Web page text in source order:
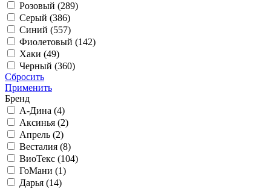
Розовый (289)
Серый (386)
Синий (557)
Фиолетовый (142)
Хаки (49)
Черный (360)
Сбросить
Применить
Бренд
А-Дина (4)
Аксинья (2)
Апрель (2)
Весталия (8)
ВиоТекс (104)
ГоМани (1)
Дарья (14)